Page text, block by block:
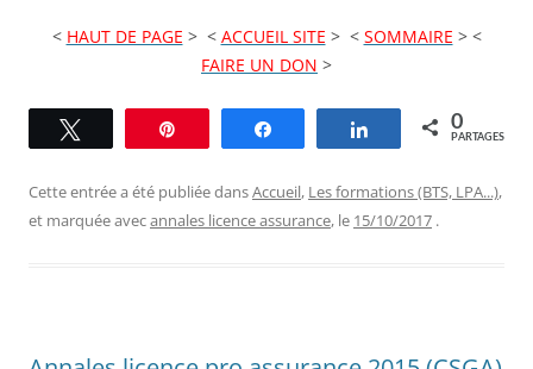
< HAUT DE PAGE > < ACCUEIL SITE > < SOMMAIRE > <
FAIRE UN DON >
Partagez 0
PARTAGES
Cette entrée a été publiée dansAccueil, Les formations (BTS, LPA...),
et marquée avecannales licence assurance, le 15/10/2017 .